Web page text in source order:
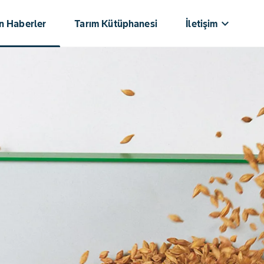
Haberler Tarım Kütüphanesi⁥⁣𝅸󠀪󠁚 İletişim keyboard_arrow_down